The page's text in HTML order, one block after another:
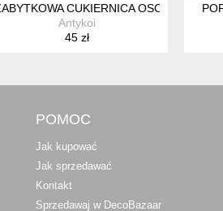
"MIŁOŚĆ WIEDEŃSKA" PRL
CUKIERNICA OSCAR
Antykoi
45 zł
POMOC
Jak kupować
Jak sprzedawać
Kontakt
Sprzedawaj w DecoBazaar